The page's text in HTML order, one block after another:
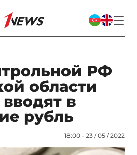
РФ
области
в
рубль
18:00 - 23 / 05 / 2022